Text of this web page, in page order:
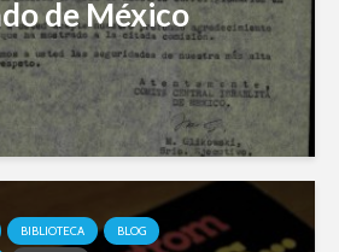
de México
BIBLIOTECA
BLOG